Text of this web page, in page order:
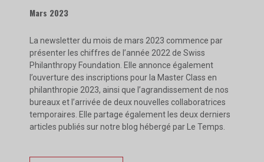
Mars 2023
La newsletter du mois de mars 2023 commence par
présenter les chiffres de l’année 2022 de Swiss
Philanthropy Foundation. Elle annonce également
l’ouverture des inscriptions pour la Master Class en
philanthropie 2023, ainsi que l’agrandissement de nos
bureaux et l’arrivée de deux nouvelles collaboratrices
temporaires. Elle partage également les deux derniers
articles publiés sur notre blog hébergé par Le Temps.